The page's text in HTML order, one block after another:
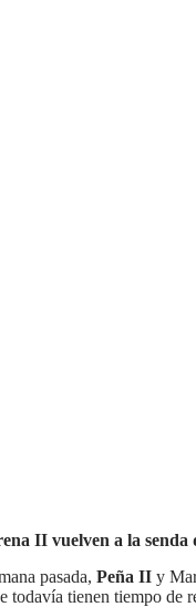
II vuelven a la
pasada, Peña II y
todavía tienen tiempo de